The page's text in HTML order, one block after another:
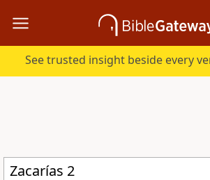
See trusted insight beside every